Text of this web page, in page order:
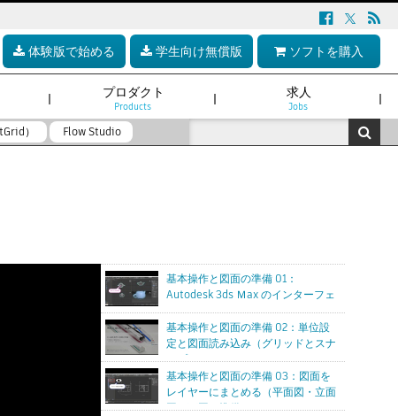
体験版で始める 学生向け無償版 ソフトを購入
プロダクト
Products
求人
Jobs
） Flow Studio
基本操作と図面の準備 01：
Autodesk 3ds Ｍax のインターフェ
ース
基本操作と図面の準備 02：単位設
定と図面読み込み（グリッドとスナ
ップ）
基本操作と図面の準備 03：図面を
レイヤーにまとめる（平面図・立面
図で下図の準備）